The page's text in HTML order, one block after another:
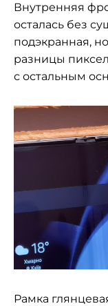
Внутренняя
осталась без
подэкранная,
разницы
с остальным
Рамка